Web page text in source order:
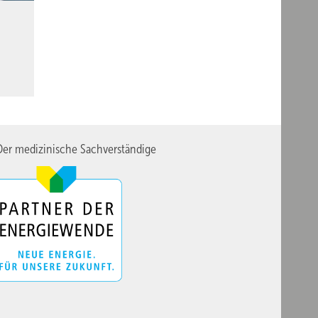
medizinische Sachverständige